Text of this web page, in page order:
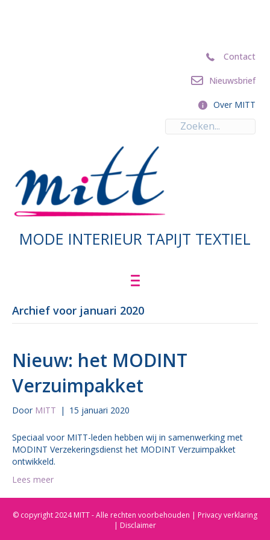
ContactContact
Nieuwsbrief
Nieuwsbrief
Over MITT
Over MITT
MODE INTERIEUR TAPIJT TEXTIEL
Archief voor januari 2020
Nieuw: het MODINT
Verzuimpakket
Door MITT | 15 januari 2020
Speciaal voor MITT-leden hebben wij in samenwerking met
MODINT Verzekeringsdienst het MODINT Verzuimpakket
ontwikkeld.
Lees meer
© copyright 2024 MITT - Alle rechten voorbehouden | Privacy verklaring
| Disclaimer